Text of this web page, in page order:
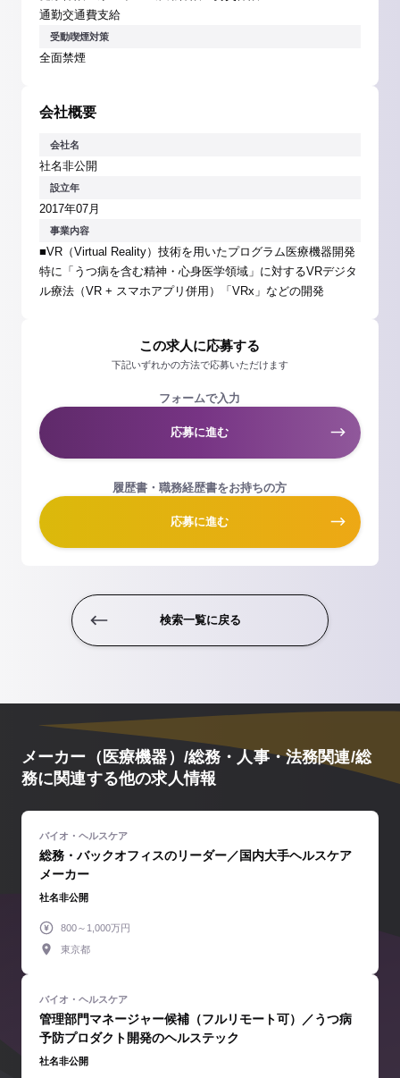
通勤交通費支給
受動喫煙対策
全面禁煙
会社概要
会社名
社名非公開
設立年
2017年07月
事業内容
■VR（Virtual Reality）技術を用いたプログラム医療機器開発
特に「うつ病を含む精神・心身医学領域」に対するVRデジタ
ル療法（VR + スマホアプリ併用）「VRx」などの開発
この求人に応募する
下記いずれかの方法で応募いただけます
フォームで入力
応募に進む
履歴書・職務経歴書をお持ちの方
応募に進む
検索一覧に戻る
メーカー（医療機器）/総務・人事・法務関連/総
務に関連する他の求人情報
総務・バックオフィスのリーダー／国内大手ヘルスケア
メーカー
社名非公開
800～1,000万円
東京都
管理部門マネージャー候補（フルリモート可）／うつ病
予防プロダクト開発のヘルステック
社名非公開